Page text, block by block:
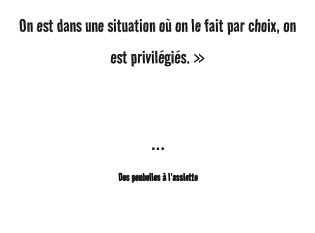
On est dans une situation où on le fait par choix, on
est privilégiés. »
…
Des poubelles à l’assiette